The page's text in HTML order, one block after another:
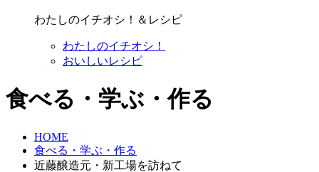
わたしのイチオシ！＆レシピ
わたしのイチオシ！
おいしいレシピ
食べる・学ぶ・作る
HOME
食べる・学ぶ・作る
近藤醸造元・新工場を訪ねて